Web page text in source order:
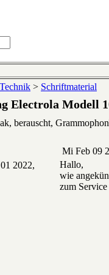
Technik > Schriftmaterial
Electrola Modell
berauscht,
Mi Feb 09
2022,
Hallo,
wie
zum